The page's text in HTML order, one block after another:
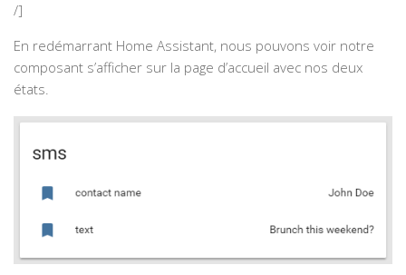
/]
En redémarrant Home Assistant, nous pouvons voir notre
composant s’afficher sur la page d’accueil avec nos deux
états.